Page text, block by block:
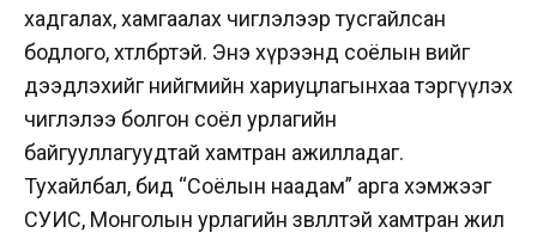
хадгалах, хамгаалах чиглэлээр тусгайлсан
бодлого, хөтөлбөртэй. Энэ хүрээнд соёлын өвийг
дээдлэхийг нийгмийн хариуцлагынхаа тэргүүлэх
чиглэлээ болгон соёл урлагийн
байгууллагуудтай хамтран ажилладаг.
Тухайлбал, бид “Соёлын наадам” арга хэмжээг
СУИС, Монголын урлагийн зөвлөлтэй хамтран жил